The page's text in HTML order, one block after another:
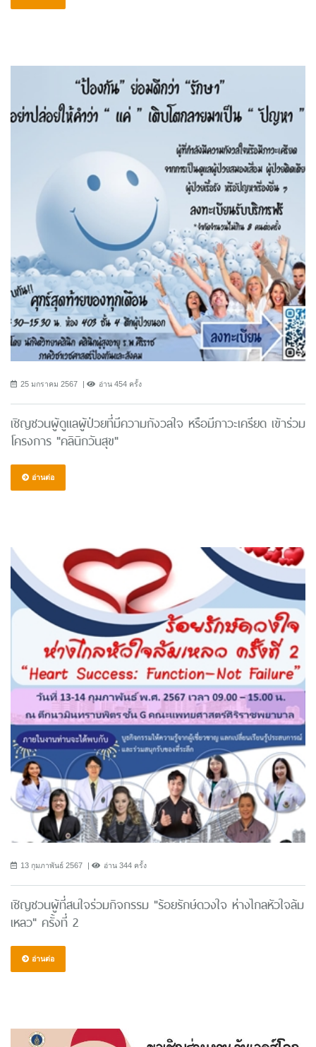
25 มกราคม 2567 อ่าน 454 ครั้ง
เชิญชวนผู้ดูแลผู้ป่วยที่มีความกังวลใจ หรือมีภาวะเครียด เข้าร่วม
โครงการ "คลินิกวันสุข"
อ่านต่อ
13 กุมภาพันธ์ 2567 อ่าน 344 ครั้ง
เชิญชวนผู้ที่สนใจร่วมกิจกรรม "ร้อยรักษ์ดวงใจ ห่างไกลหัวใจล้ม
เหลว" ครั้งที่ 2
อ่านต่อ